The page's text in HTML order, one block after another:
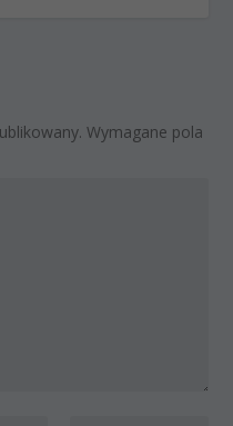
Wymagane pola